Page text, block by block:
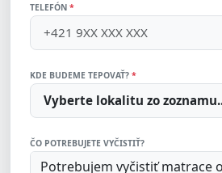
TELEFÓN *
KDE BUDEME TEPOVAŤ? *
ČO POTREBUJETE VYČISTIŤ?